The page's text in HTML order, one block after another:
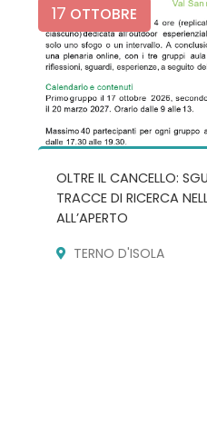
17 OTTOBRE
OLTRE IL CANCELLO:
TRACCE DI RICERCA
ALL’APERTO
TERNO D'ISOLA